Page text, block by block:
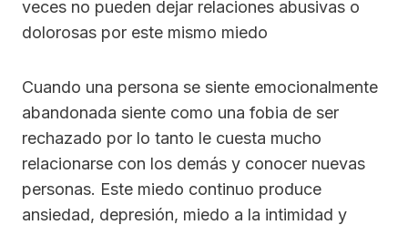
veces no pueden dejar relaciones abusivas o
dolorosas por este mismo miedo
Cuando una persona se siente emocionalmente
abandonada siente como una fobia de ser
rechazado por lo tanto le cuesta mucho
relacionarse con los demás y conocer nuevas
personas. Este miedo continuo produce
ansiedad, depresión, miedo a la intimidad y